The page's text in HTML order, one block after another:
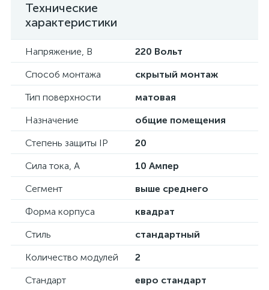
Технические
характеристики
Напряжение, В
220 Вольт
Способ монтажа
скрытый монтаж
Тип поверхности
матовая
Назначение
общие помещения
Степень защиты IP
20
Сила тока, А
10 Ампер
Сегмент
выше среднего
Форма корпуса
квадрат
Стиль
стандартный
Количество модулей
2
Стандарт
евро стандарт